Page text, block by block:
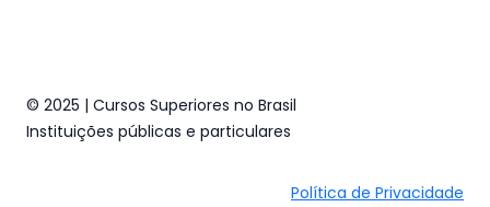
© 2025 | Cursos Superiores no Brasil
Instituições públicas e particulares
Política de Privacidade